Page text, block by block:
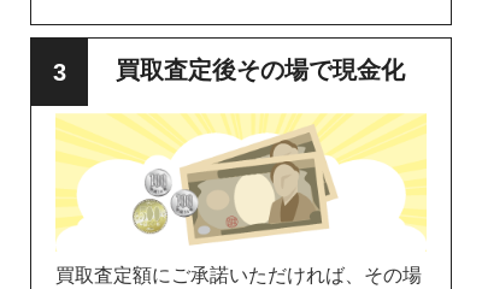
買取査定後その場で現金化
買取査定額にご承諾いただければ、その場